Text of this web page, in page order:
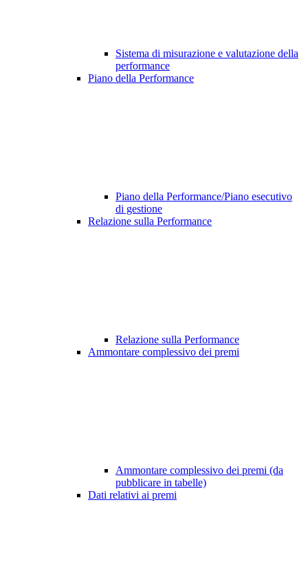
Sistema di misurazione e valutazione della
performance
Piano della Performance
Piano della Performance/Piano esecutivo
di gestione
Relazione sulla Performance
Relazione sulla Performance
Ammontare complessivo dei premi
Ammontare complessivo dei premi (da
pubblicare in tabelle)
Dati relativi ai premi